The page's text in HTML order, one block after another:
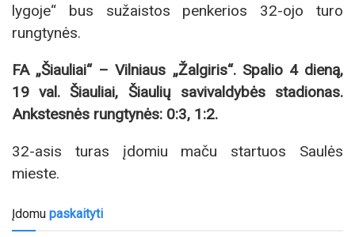
lygoje“ bus sužaistos penkerios 32-ojo turo
rungtynės.
FA „Šiauliai“ – Vilniaus „Žalgiris“. Spalio 4 dieną,
19 val. Šiauliai, Šiaulių savivaldybės stadionas.
Ankstesnės rungtynės: 0:3, 1:2.
32-asis turas įdomiu maču startuos Saulės
mieste.
Įdomu paskaityti